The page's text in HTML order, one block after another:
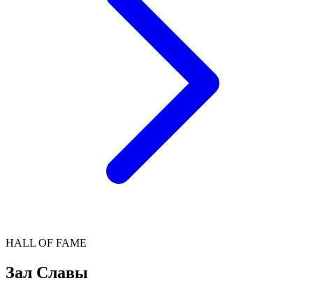
HALL OF FAME
Зал Славы